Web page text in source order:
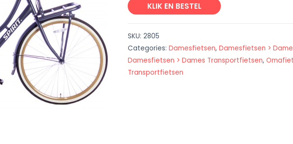
KLIK EN BESTEL
SKU: 2805
Categories: Damesfietsen, Damesfietsen >
Damesfietsen > Dames Transportfietsen,
Transportfietsen